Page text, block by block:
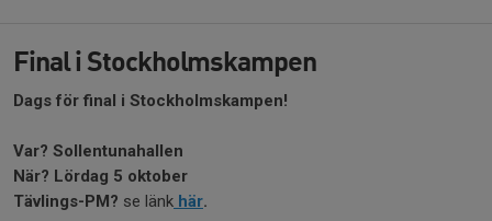
Final i Stockholmskampen
Dags för final i Stockholmskampen!
Var? Sollentunahallen
När? Lördag 5 oktober
Tävlings-PM? se länk här.